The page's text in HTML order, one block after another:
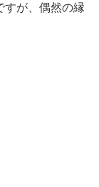
すが、偶然の縁